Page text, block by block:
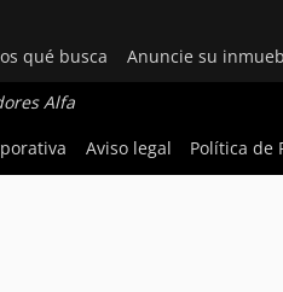
qué busca Anuncie su
Alfa
Aviso legal Política de